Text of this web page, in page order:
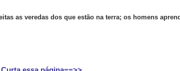
as veredas dos que estão na terra; os homens